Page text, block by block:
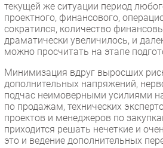
текущей же ситуации период
проектного, финансового,
сократился, количество
драматически увеличилось, и
можно просчитать на этапе
Минимизация вдруг выросших
дополнительных напряжений,
подчас неимоверными усилиями
по продажам, технических
проектов и менеджеров по
приходится решать нечеткие и
это и ведение дополнительных